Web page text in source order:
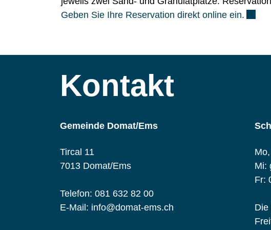
Geben Sie Ihre Reservation direkt online ein.
Kontakt
Gemeinde Domat/Ems
Tircal 11
7013 Domat/Ems
Telefon: 081 632 82 00
E-Mail: info@domat-ems.ch
Mi:
Fr:
Die